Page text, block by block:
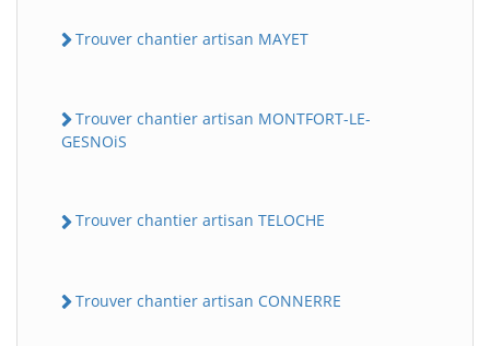
Trouver chantier artisan MAYET
Trouver chantier artisan MONTFORT-LE-
GESNOiS
Trouver chantier artisan TELOCHE
Trouver chantier artisan CONNERRE